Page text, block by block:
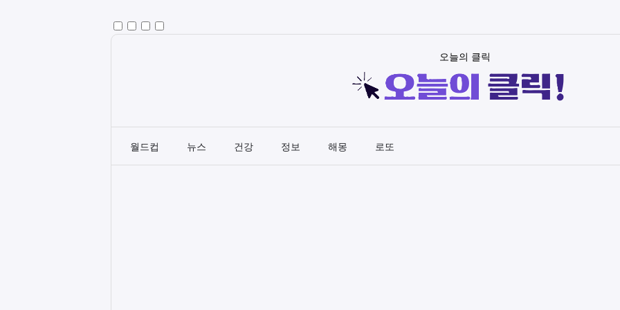
오늘의 클릭
월드컵 뉴스 건강 정보 해몽 로또